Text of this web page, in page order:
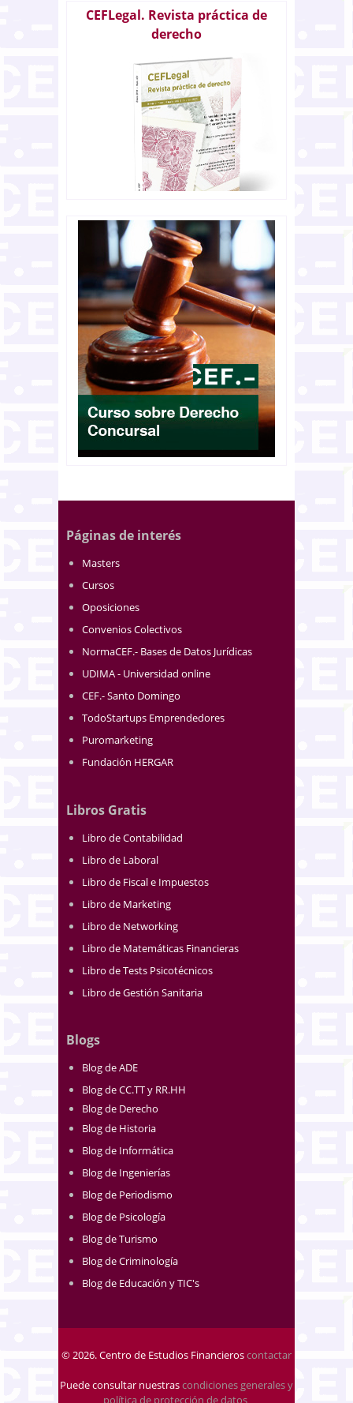
CEFLegal. Revista práctica de
derecho
Páginas de interés
Masters
Cursos
Oposiciones
Convenios Colectivos
NormaCEF.- Bases de Datos Jurídicas
UDIMA - Universidad online
CEF.- Santo Domingo
TodoStartups Emprendedores
Puromarketing
Fundación HERGAR
Libros Gratis
Libro de Contabilidad
Libro de Laboral
Libro de Fiscal e Impuestos
Libro de Marketing
Libro de Networking
Libro de Matemáticas Financieras
Libro de Tests Psicotécnicos
Libro de Gestión Sanitaria
Blogs
Blog de ADE
Blog de CC.TT y RR.HH
Blog de Derecho
Blog de Historia
Blog de Informática
Blog de Ingenierías
Blog de Periodismo
Blog de Psicología
Blog de Turismo
Blog de Criminología
Blog de Educación y TIC's
© 2026. Centro de Estudios Financieroscontactar
Puede consultar nuestrascondiciones generales y
política de protección de datos